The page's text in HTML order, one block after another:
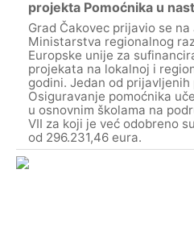
projekta Pomoćnika u
Grad Čakovec prijavio se
Ministarstva regionalnog
Europske unije za
projekata na lokalnoj i
godini. Jedan od
Osiguravanje pomoćnika
u osnovnim školama na
VII za koji je već odobreno
od 296.231,46 eura.